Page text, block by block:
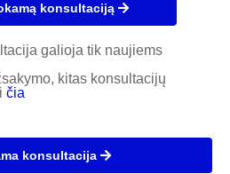
konsultaciją
galioja tik naujiems
kitas konsultacijų
čia
konsultacija